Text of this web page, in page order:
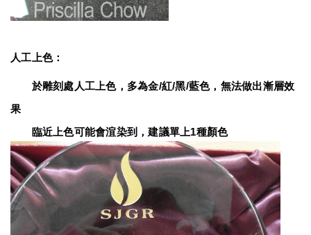
人工上色：
於雕刻處人工上色，多為金/紅/黑/藍色，無法做出漸層效
果
臨近上色可能會渲染到，建議單上1種顏色